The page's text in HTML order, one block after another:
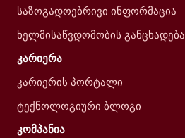
საზოგადოებრივი ინფორმაცია
ხელმისაწვდომობის განცხადება
კარიერა
კარიერის პორტალი
ტექნოლოგიური ბლოგი
კომპანია